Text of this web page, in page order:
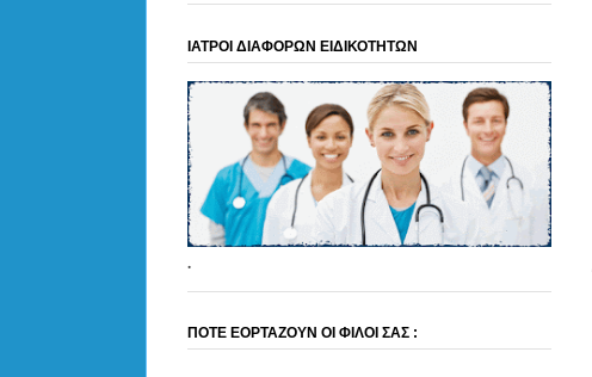
ΙΑΤΡΟΙ ΔΙΑΦΟΡΩΝ ΕΙΔΙΚΟΤΗΤΩΝ
.
ΠΟΤΕ ΕΟΡΤΑΖΟΥΝ ΟΙ ΦΙΛΟΙ ΣΑΣ :